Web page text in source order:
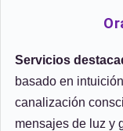
Servicios
basado en
canalización
mensajes de luz y